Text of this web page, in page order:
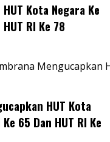
Kota Negara Ke
RI Ke 78
Mengucapkan
HUT Kota
65 Dan HUT RI Ke